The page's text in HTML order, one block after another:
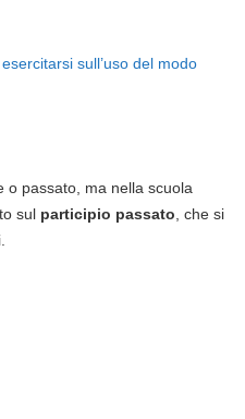
sull’uso del modo
o passato, ma nella scuola
sul participio passato , che si